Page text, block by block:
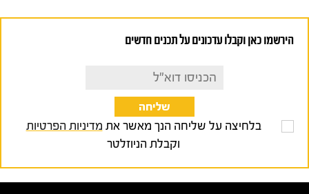
הירשמו כאן וקבלו עדכונים על תכנים חדשים
בלחיצה על שליחה הנך מאשר את מדיניות הפרטיות
וקבלת הניוזלטר